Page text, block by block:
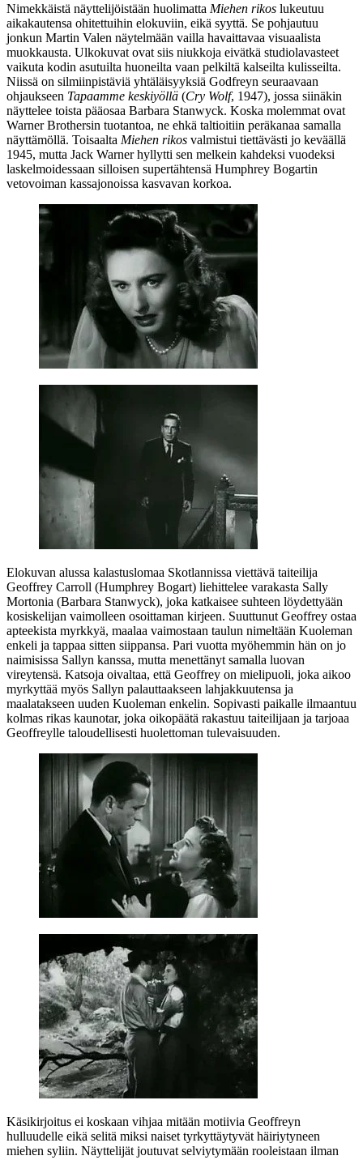
Nimekkäistä näyttelijöistään huolimatta Miehen rikos lukeutuu
aikakautensa ohitettuihin elokuviin, eikä syyttä. Se pohjautuu
jonkun Martin Valen näytelmään vailla havaittavaa visuaalista
muokkausta. Ulkokuvat ovat siis niukkoja eivätkä studiolavasteet
vaikuta kodin asutuilta huoneilta vaan pelkiltä kalseilta kulisseilta.
Niissä on silmiinpistäviä yhtäläisyyksiä Godfreyn seuraavaan
ohjaukseen Tapaamme keskiyöllä (Cry Wolf, 1947), jossa siinäkin
näyttelee toista pääosaa Barbara Stanwyck. Koska molemmat ovat
Warner Brothersin tuotantoa, ne ehkä taltioitiin peräkanaa samalla
näyttämöllä. Toisaalta Miehen rikos valmistui tiettävästi jo keväällä
1945, mutta Jack Warnerhyllytti sen melkein kahdeksi vuodeksi
laskelmoidessaan silloisen supertähtensä Humphrey Bogartin
vetovoiman kassajonoissa kasvavan korkoa.
Elokuvan alussa kalastuslomaa Skotlannissa viettävä taiteilija
Geoffrey Carroll (Humphrey Bogart) liehittelee varakasta Sally
Mortonia (Barbara Stanwyck), joka katkaisee suhteen löydettyään
kosiskelijan vaimolleen osoittaman kirjeen. Suuttunut Geoffrey ostaa
apteekista myrkkyä, maalaa vaimostaan taulun nimeltään Kuoleman
enkeli ja tappaa sitten siippansa. Pari vuotta myöhemmin hän on jo
naimisissa Sallyn kanssa, mutta menettänyt samalla luovan
vireytensä. Katsoja oivaltaa, että Geoffrey on mielipuoli, joka aikoo
myrkyttää myös Sallyn palauttaakseen lahjakkuutensa ja
maalatakseen uuden Kuoleman enkelin. Sopivasti paikalle ilmaantuu
kolmas rikas kaunotar, joka oikopäätä rakastuu taiteilijaan ja tarjoaa
Geoffreylle taloudellisesti huolettoman tulevaisuuden.
Käsikirjoitus ei koskaan vihjaa mitään motiivia Geoffreyn
hulluudelle eikä selitä miksi naiset tyrkyttäytyvät häiriytyneen
miehen syliin. Näyttelijät joutuvat selviytymään rooleistaan ilman